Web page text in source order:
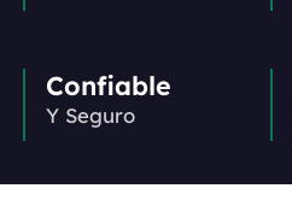
Confiable
Y Seguro